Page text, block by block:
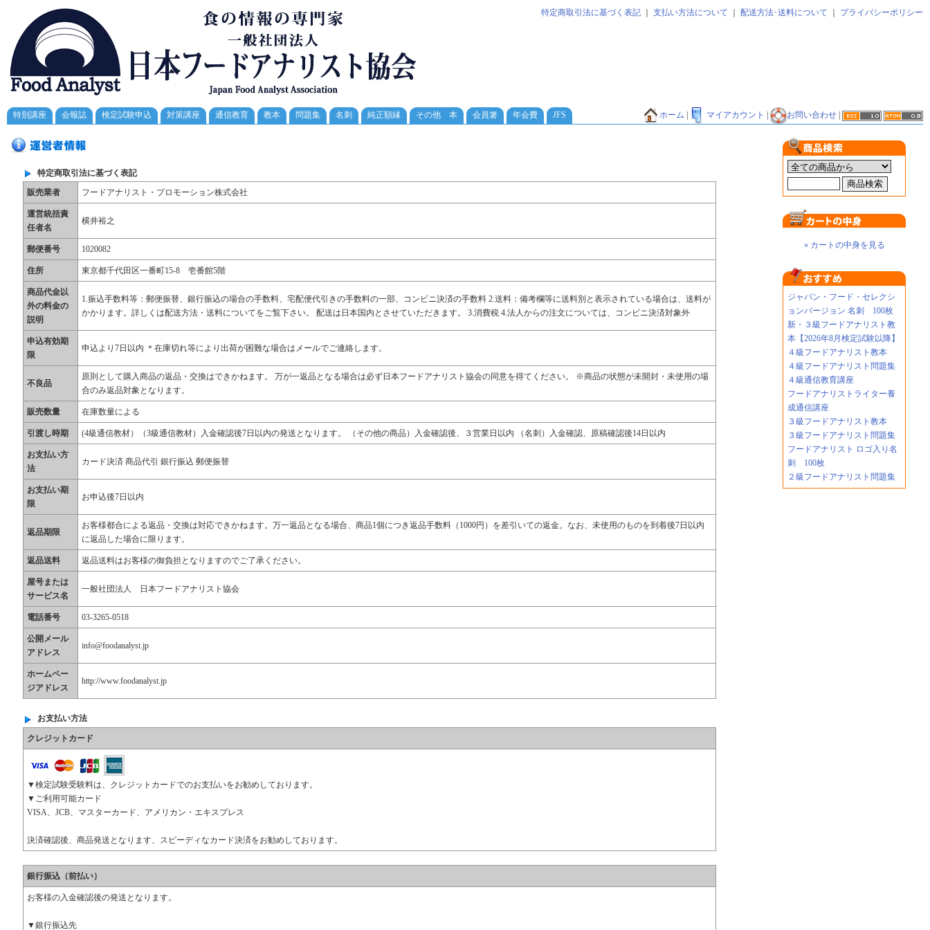
特定商取引法に基づく表記 支払い方法について 配送方法･送料について プライバシーポリシー
特別講座 会報誌 検定試験申込 対策講座 通信教育 教本 問題集 名刺 純正額縁 その他 本 会員箸 年会費 JFS ホーム | マイアカウント | お問い合わせ |
特定商取引法に基づく表記
販売業者 フードアナリスト・プロモーション株式会社
運営統括責
任者名
横井裕之
郵便番号 1020082
住所 東京都千代田区一番町15-8 壱番館5階
商品代金以
外の料金の
説明
1.振込手数料等：郵便振替、銀行振込の場合の手数料、宅配便代引きの手数料の一部、コンビニ決済の手数料 2.送料：備考欄等に送料別と表示されている場合は、送料が
かかります。詳しくは配送方法・送料についてをご覧下さい。 配送は日本国内とさせていただきます。 3.消費税 4.法人からの注文については、コンビニ決済対象外
申込有効期
限
申込より7日以内 ＊在庫切れ等により出荷が困難な場合はメールでご連絡します。
不良品
原則として購入商品の返品・交換はできかねます。 万が一返品となる場合は必ず日本フードアナリスト協会の同意を得てください。 ※商品の状態が未開封・未使用の場
合のみ返品対象となります。
販売数量 在庫数量による
引渡し時期 (4級通信教材）（3級通信教材）入金確認後7日以内の発送となります。 （その他の商品）入金確認後、３営業日以内 （名刺）入金確認、原稿確認後14日以内
お支払い方
法
カード決済 商品代引 銀行振込 郵便振替
お支払い期
限
お申込後7日以内
返品期限
お客様都合による返品・交換は対応できかねます。万一返品となる場合、商品1個につき返品手数料（1000円）を差引いての返金。なお、未使用のものを到着後7日以内
に返品した場合に限ります。
返品送料 返品送料はお客様の御負担となりますのでご了承ください。
屋号または
サービス名
一般社団法人 日本フードアナリスト協会
電話番号 03-3265-0518
公開メール
アドレス
info@foodanalyst.jp
ホームペー
ジアドレス
http://www.foodanalyst.jp
お支払い方法
クレジットカード
▼検定試験受験料は、クレジットカードでのお支払いをお勧めしております。
▼ご利用可能カード
VISA、JCB、マスターカード、アメリカン・エキスプレス
決済確認後、商品発送となります、スピーディなカード決済をお勧めしております。
銀行振込（前払い）
お客様の入金確認後の発送となります。
▼銀行振込先
» カートの中身を見る
ジャパン・フード・セレクシ
ョンバージョン 名刺 100枚
新・３級フードアナリスト教
本【2026年8月検定試験以降】
４級フードアナリスト教本
４級フードアナリスト問題集
４級通信教育講座
フードアナリストライター養
成通信講座
３級フードアナリスト教本
３級フードアナリスト問題集
フードアナリスト ロゴ入り名
刺 100枚
２級フードアナリスト問題集